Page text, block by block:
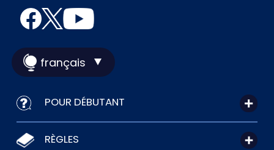
français
POUR DÉBUTANT
RÈGLES